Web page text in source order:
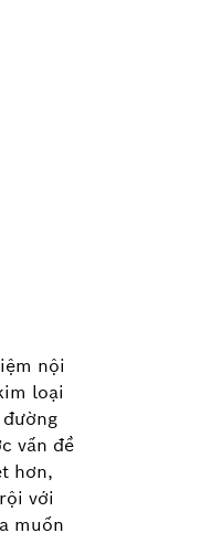
nội
loại
vấn đề
hơn,
với
muốn